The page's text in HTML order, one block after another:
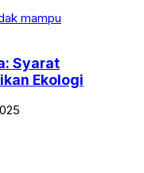
Syarat
Ekologi